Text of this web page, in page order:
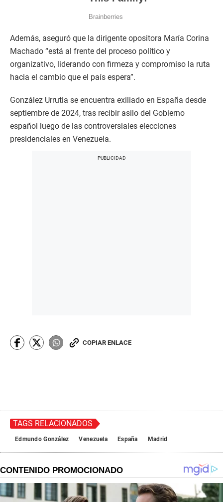
Además, aseguró que la dirigente opositora María Corina
Machado “está al frente del proceso político y
organizativo, liderando con firmeza y compromiso la ruta
hacia el cambio que el país espera”.
González Urrutia se encuentra exiliado en España desde
septiembre de 2024, tras recibir asilo del Gobierno
español luego de las controversiales elecciones
presidenciales en Venezuela.
COPIAR ENLACE
TAGS RELACIONADOS
Edmundo González Venezuela España Madrid